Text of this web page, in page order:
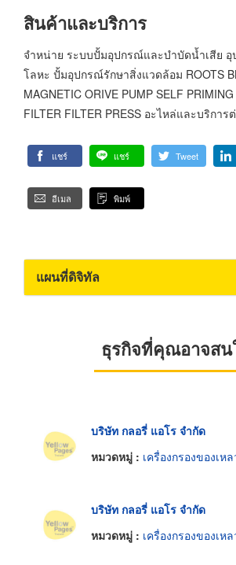
สินค้าและบริการ
จำหน่าย ระบบปั้มอุปกรณ์และบำบัดน้ำเสีย
โลหะ ปั้มอุปกรณ์รักษาสิ่งแวดล้อม ROOTS
MAGNETIC ORIVE PUMP SELF
FILTER FILTER PRESS อะไหล่และบริการ
แชร์ แชร์ Tweet
อีเมล พิมพ์
แผนที่ดิจิทัล
ธุรกิจที่คุณอาจสน
บริษัท กลอรี่ แอโร จำกัด
หมวดหมู่ : เครื่องกรองของเหล
บริษัท กลอรี่ แอโร จำกัด
หมวดหมู่ : เครื่องกรองของเหล